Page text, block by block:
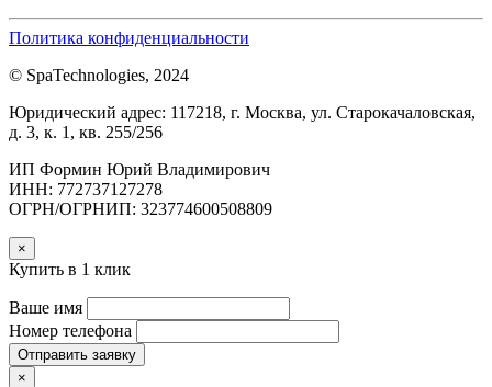
Политика конфиденциальности
© SpaTechnologies, 2024
Юридический адрес: 117218, г. Москва, ул. Старокачаловская,
д. 3, к. 1, кв. 255/256
ИП Формин Юрий Владимирович
ИНН: 772737127278
ОГРН/ОГРНИП: 323774600508809
×
Купить в 1 клик
Ваше имя
Номер телефона
Отправить заявку
×